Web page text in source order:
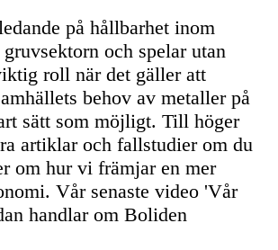
på hållbarhet inom
och spelar utan
roll när det gäller att
behov av metaller på
sätt som möjligt. Till höger
artiklar och fallstudier om du
om hur vi främjar en mer
Vår senaste video 'Vår
handlar om Boliden